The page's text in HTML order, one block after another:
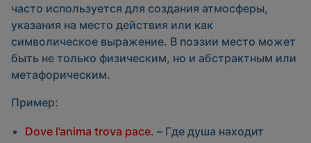
часто используется для создания атмосферы,
указания на место действия или как
символическое выражение. В поэзии место может
быть не только физическим, но и абстрактным или
метафорическим.
Пример:
Dove l’anima trova pace. – Где душа находит